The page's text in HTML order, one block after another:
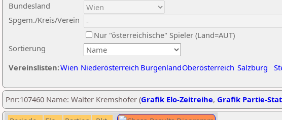
Sortierung
Bundesland
Spgem./Kreis/Verein
Nur "österreichische" Spieler (Land=AUT)
Vereinslisten:Wien Niederösterreich BurgenlandOberösterreich Salzburg
Pnr:107460 Name: Walter Kremshofer (Grafik Elo-Zeitreihe, Grafik Partie-